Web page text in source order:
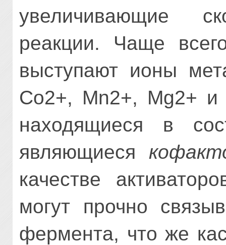
увеличивающие
реакции. Чаще
выступают ионы
Co2+, Mn2+, Mg2+
находящиеся в
являющиеся
качестве
могут прочно
фермента, что же